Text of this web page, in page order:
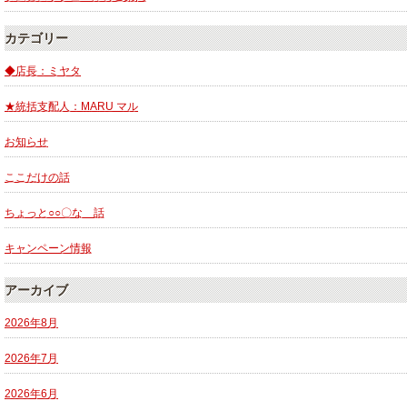
カテゴリー
◆店長：ミヤタ
★統括支配人：MARU マル
お知らせ
ここだけの話
ちょっと○○〇な 話
キャンペーン情報
アーカイブ
2026年8月
2026年7月
2026年6月